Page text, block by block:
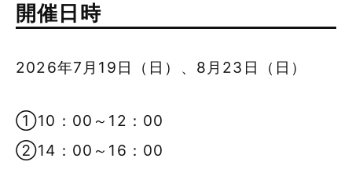
開催日時
2026年7月19日（日）、8月23日（日）
①10：00～12：00
②14：00～16：00